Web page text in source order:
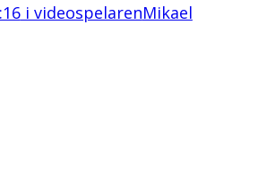
i videospelarenMikael